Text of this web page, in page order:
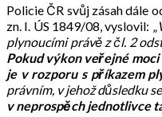
Policie ČR svůj zásah dále
zn. I. ÚS 1849/08, vyslovil: „
plynoucími právě z čl. 2
Pokud výkon veřejné
je v rozporu s příkazem
právním, v jehož důsledku
v neprospěch jednotlivce